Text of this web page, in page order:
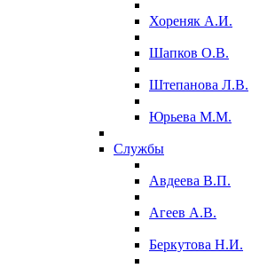
Хореняк А.И.
Шапков О.В.
Штепанова Л.В.
Юрьева М.М.
Службы
Авдеева В.П.
Агеев А.В.
Беркутова Н.И.